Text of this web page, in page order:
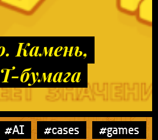
Камень,
бумага
#AI #cases #games